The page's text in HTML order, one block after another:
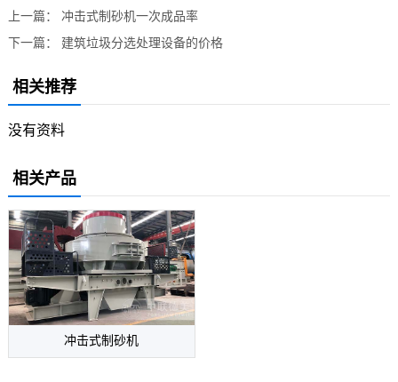
上一篇： 冲击式制砂机一次成品率
下一篇： 建筑垃圾分选处理设备的价格
相关推荐
没有资料
相关产品
冲击式制砂机